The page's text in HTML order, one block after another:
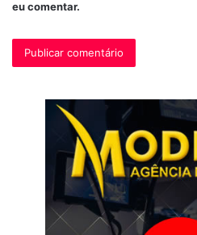
eu comentar.